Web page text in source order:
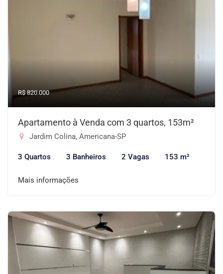
R$ 820.000
Apartamento à Venda com 3 quartos, 153m²
Jardim Colina, Americana-SP
3 Quartos 3 Banheiros 2 Vagas 153 m²
Mais informações